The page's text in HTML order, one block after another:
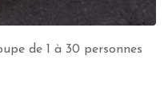
de 1 à 30 personnes